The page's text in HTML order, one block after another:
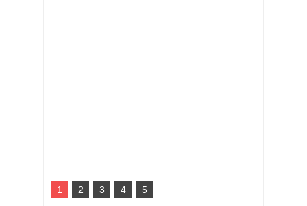
1 2 3 4 5